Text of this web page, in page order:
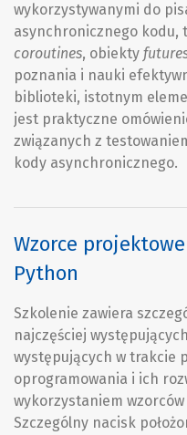
wykorzystywanymi do
asynchronicznego kodu,
coroutines, obiekty
poznania i nauki
biblioteki, istotnym
jest praktyczne
związanych z
kody asynchronicznego.
Wzorce
Python
Szkolenie zawiera
najczęściej
występujących w trakcie
oprogramowania i ich
wykorzystaniem
Szczególny nacisk